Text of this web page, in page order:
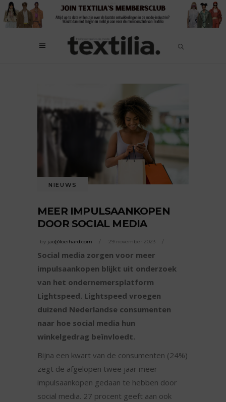
NIEUWS
MEER IMPULSAANKOPEN
DOOR SOCIAL MEDIA
by jac@loeihard.com 29 november 2023
Social media zorgen voor meer
impulsaankopen blijkt uit onderzoek
van het ondernemersplatform
Lightspeed. Lightspeed vroegen
duizend Nederlandse consumenten
naar hoe social media hun
winkelgedrag beïnvloedt.
Bijna een kwart van de consumenten (24%)
zegt de afgelopen twee jaar meer
impulsaankopen gedaan te hebben door
social media. 27 procent geeft aan ook